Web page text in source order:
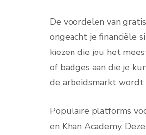
De voordelen van
ongeacht je financiële
kiezen die jou het
of badges aan die je
de arbeidsmarkt wordt
Populaire platforms
en Khan Academy.